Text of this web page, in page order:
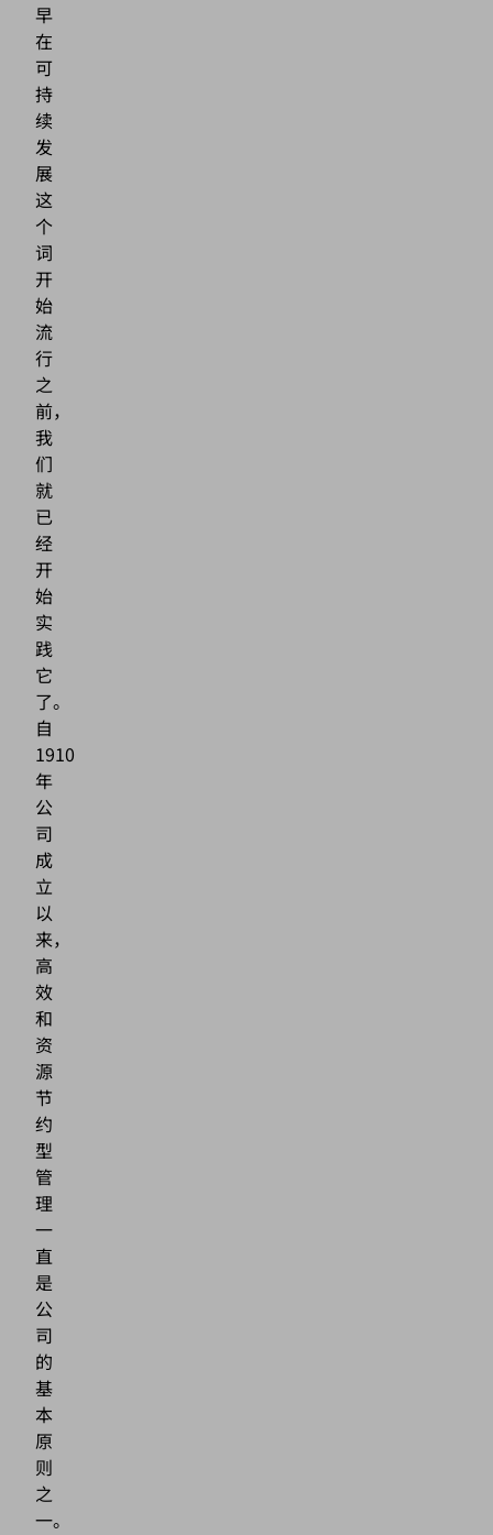
早
在
可
持
续
发
展
这
个
词
开
始
流
行
之
前，
我
们
就
已
经
开
始
实
践
它
了。
自
1910
年
公
司
成
立
以
来，
高
效
和
资
源
节
约
型
管
理
一
直
是
公
司
的
基
本
原
则
之
一。